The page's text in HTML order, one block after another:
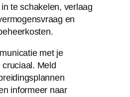
te schakelen, verlaag
en
met je
Meld
informeer naar